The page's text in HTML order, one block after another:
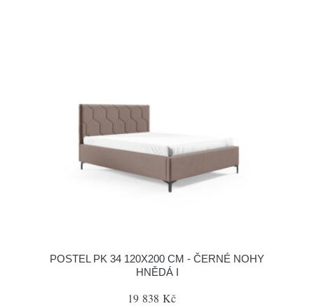
POSTEL PK 34 120X200 CM - ČERNÉ NOHY
HNĚDÁ I
19 838 Kč